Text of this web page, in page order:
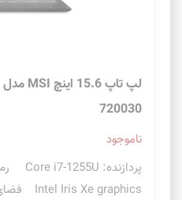
720030
ناموجود
Intel Iris Xe graphics فضای ذخیره سازی:512GB SSD